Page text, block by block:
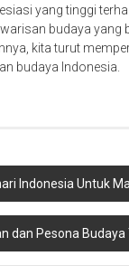
yang tinggi
budaya yang
kita turut
budaya Indonesia.
Indonesia Untuk
dan Pesona